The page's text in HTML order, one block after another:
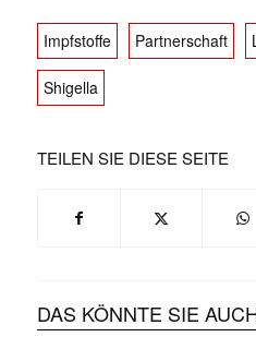
Impfstoffe Partnerschaft
Shigella
TEILEN SIE DIESE SEITE
DAS KÖNNTE SIE